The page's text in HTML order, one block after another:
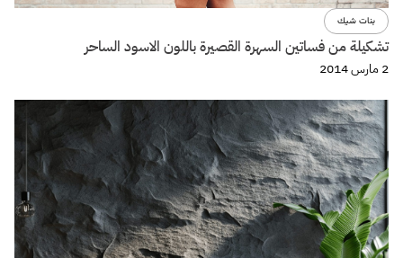
بنات شيك
تشكيلة من فساتين السهرة القصيرة باللون الاسود الساحر
2 مارس 2014